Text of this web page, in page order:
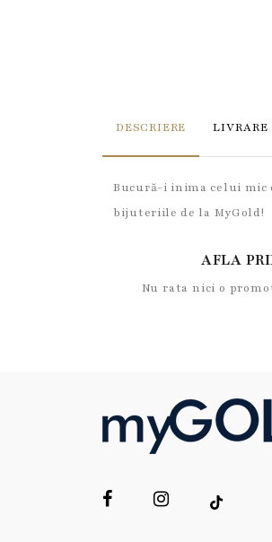
DESCRIERE LIVRARE
Bucură-i inima celui
bijuteriile de la MyGold!
AFLA
Nu rata nici o